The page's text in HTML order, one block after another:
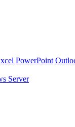
PowerPoint
Server